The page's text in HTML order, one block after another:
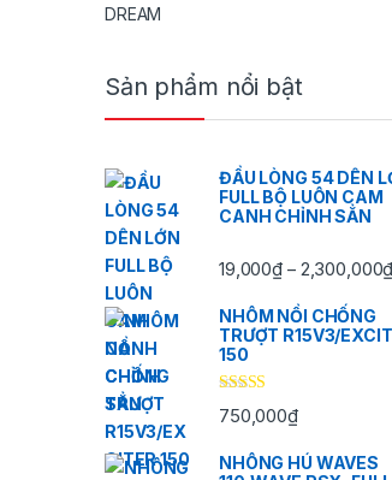
Brands Carousel
Sản phẩm nổi bật
ĐẦU LÒNG 54 DÊN
FULL BỘ LUÔN CAM
CANH CHỈNH SẲN
19,000₫ – 2,300,000₫
NHÔM NỒI CHỐNG
TRƯỢT R15V3/
150
Được xếp
hạng5.005
750,000₫
NHÔNG HÚ WAVES